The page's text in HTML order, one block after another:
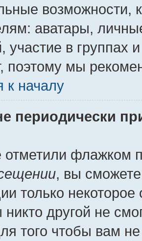
аватары,
в группах
поэтому мы
к началу
периодически
отметили флажком
, вы
только
никто другой не
того чтобы вам